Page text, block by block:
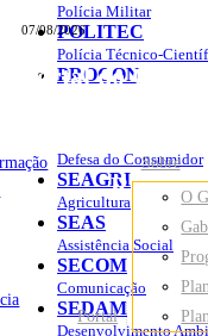
07/08/2026
Portal do
Portal
Sobre
O
Polícia Militar
POLITEC
Polícia Técnico-
PROCON
Defesa do Consumidor
SEAGRI
Agricultura
SEAS
Assistência Social
SECOM
Comunicação
SEDAM
Desenvolvimento